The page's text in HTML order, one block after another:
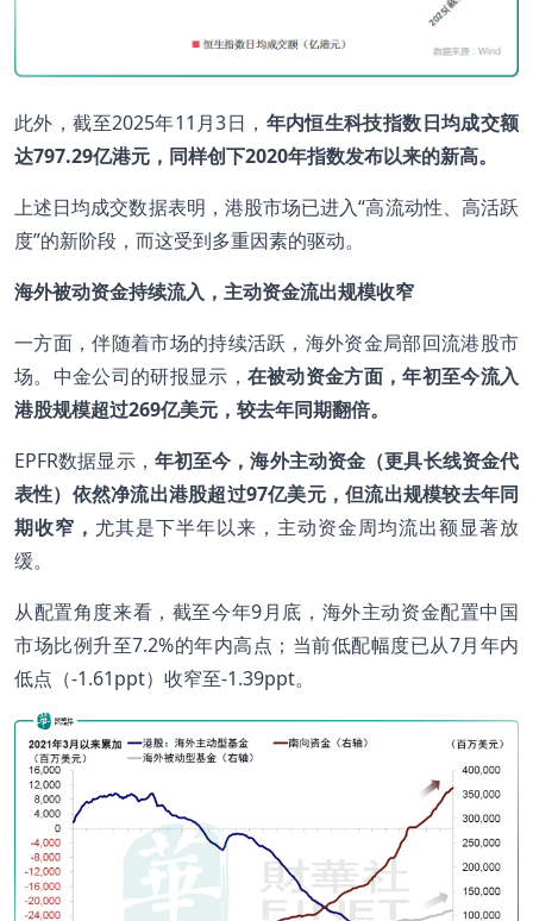
此外，截至2025年11月3日， 年内恒生科技指数日均成交额
达797.29亿港元，同样创下2020年指数发布以来的新高。
上述日均成交数据表明，港股市场已进入“高流动性、高活跃
度”的新阶段，而这受到多重因素的驱动。
海外被动资金持续流入，主动资金流出规模收窄
一方面，伴随着市场的持续活跃，海外资金局部回流港股市
场。中金公司的研报显示， 在被动资金方面，年初至今流入
港股规模超过269亿美元，较去年同期翻倍。
EPFR数据显示， 年初至今，海外主动资金（更具长线资金代
表性）依然净流出港股超过97亿美元，但流出规模较去年同
期收窄， 尤其是下半年以来，主动资金周均流出额显著放
缓。
从配置角度来看，截至今年9月底，海外主动资金配置中国
市场比例升至7.2%的年内高点；当前低配幅度已从7月年内
低点（-1.61ppt）收窄至-1.39ppt。